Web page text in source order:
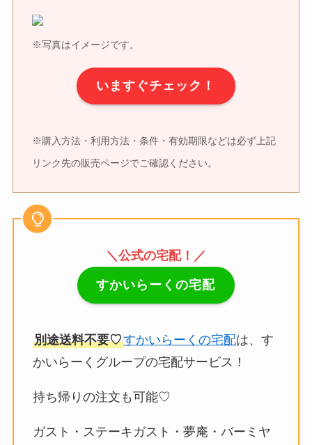
※写真はイメージです。
いますぐチェック！
※購入方法・利用方法・条件・有効期限などは必ず上記
リンク先の販売ページでご確認ください。
＼公式の宅配！／
すかいらーくの宅配
別途送料不要♡すかいらーくの宅配は、す
かいらーくグループの宅配サービス！
持ち帰りの注文も可能♡
ガスト・ステーキガスト・夢庵・バーミヤ